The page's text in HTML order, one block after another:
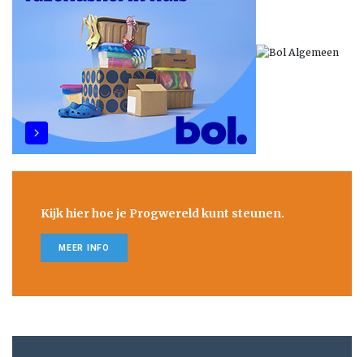
Kijk hier hoe je Progwereld kunt steunen.
MEER INFO